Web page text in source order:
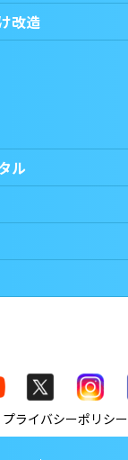
改造
ル
プライバシーポリシー